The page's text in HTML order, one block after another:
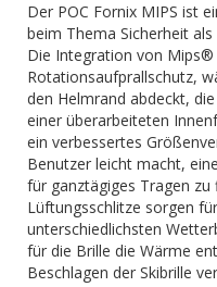
Der POC Fornix MIPS ist
beim Thema Sicherheit
Die Integration von
Rotationsaufprallschutz,
den Helmrand abdeckt,
einer überarbeiteten
ein verbessertes
Benutzer leicht macht,
für ganztägiges Tragen zu
Lüftungsschlitze sorgen
unterschiedlichsten
für die Brille die Wärme
Beschlagen der Skibrille